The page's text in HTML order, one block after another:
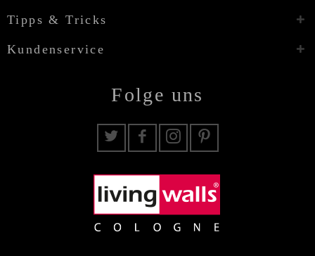
Tipps & Tricks
Kundenservice
Folge uns